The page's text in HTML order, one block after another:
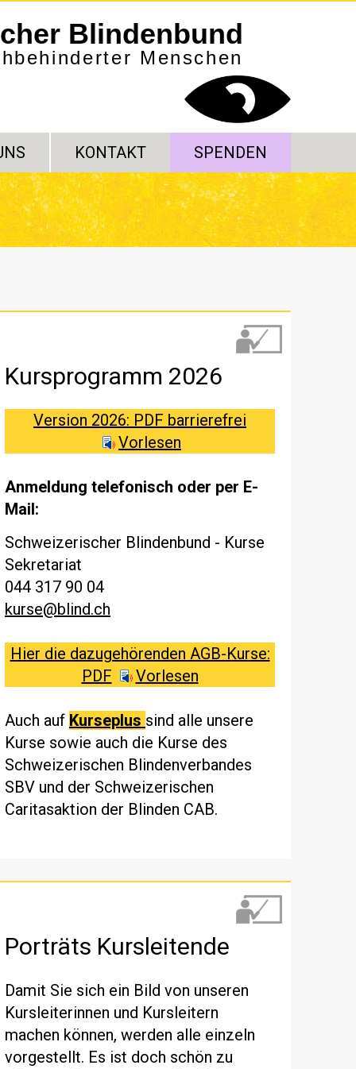
Blindenbund
Menschen
KONTAKT SPENDEN
Kursprogramm 2026
Version 2026: PDF barrierefrei
Vorlesen
Anmeldung telefonisch oder per E-
Mail:
Schweizerischer Blindenbund - Kurse
Sekretariat
044 317 90 04
kurse@blind.ch
Hier die dazugehörenden AGB-Kurse:
PDF
Vorlesen
Auch auf Kurseplus sind alle unsere
Kurse sowie auch die Kurse des
Schweizerischen Blindenverbandes
SBV und der Schweizerischen
Caritasaktion der Blinden CAB.
Porträts Kursleitende
Damit Sie sich ein Bild von unseren
Kursleiterinnen und Kursleitern
machen können, werden alle einzeln
vorgestellt. Es ist doch schön zu